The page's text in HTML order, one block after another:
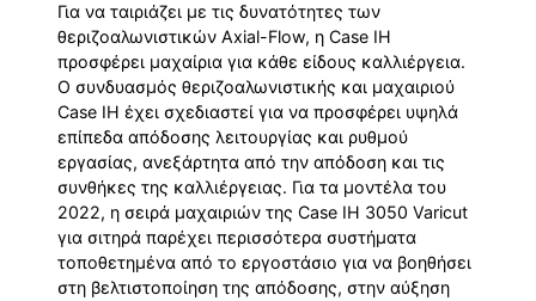
Για να ταιριάζει με τις δυνατότητες των
θεριζοαλωνιστικών Axial-Flow, η Case IH
προσφέρει μαχαίρια για κάθε είδους καλλιέργεια.
Ο συνδυασμός θεριζοαλωνιστικής και μαχαιριού
Case IH έχει σχεδιαστεί για να προσφέρει υψηλά
επίπεδα απόδοσης λειτουργίας και ρυθμού
εργασίας, ανεξάρτητα από την απόδοση και τις
συνθήκες της καλλιέργειας. Για τα μοντέλα του
2022, η σειρά μαχαιριών της Case IH 3050 Varicut
για σιτηρά παρέχει περισσότερα συστήματα
τοποθετημένα από το εργοστάσιο για να βοηθήσει
στη βελτιστοποίηση της απόδοσης, στην αύξηση